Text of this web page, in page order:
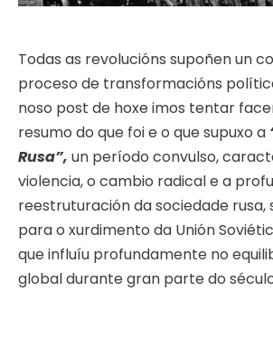
Todas as revolucións supoñen un
proceso de transformacións
noso post de hoxe imos tentar
resumo do que foi e o que supuxo a
Rusa”, un período convulso,
violencia, o cambio radical e a
reestruturación da sociedade rusa,
para o xurdimento da Unión
que influíu profundamente no
global durante gran parte do